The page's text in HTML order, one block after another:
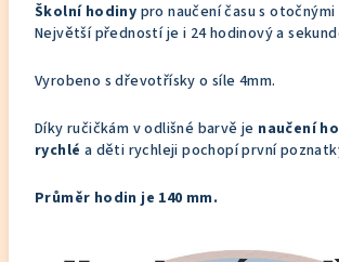
Školní hodiny pro naučení času s otočnými
Největší předností je i 24 hodinový a
Vyrobeno s dřevotřísky o síle 4mm.
Díky ručičkám v odlišné barvě je naučení
rychlé a děti rychleji pochopí první
Průměr hodin je 140 mm.